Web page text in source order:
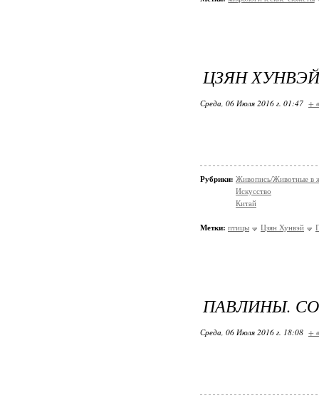
ЦЗЯН
Среда, 06 Июля 2016 г. 01:47 +
Рубрики: Живопись/Животные в
Искусство
Китай
Метки: птицы Цзян Хунвэй
ПАВЛИНЫ.
Среда, 06 Июля 2016 г. 18:08 +